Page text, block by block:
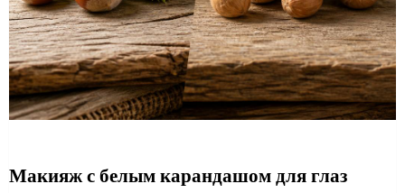
Макияж с белым карандашом для глаз